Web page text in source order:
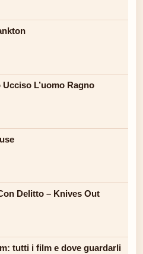
L’uomo Ragno
Delitto – Knives Out
tutti i film e dove guardarli